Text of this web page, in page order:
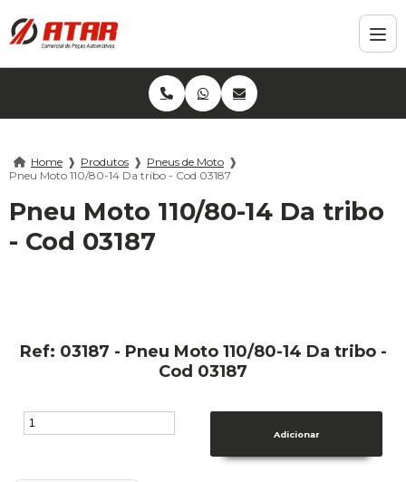
Home ❱ Produtos ❱ Pneus de Moto ❱
Pneu Moto 110/80-14 Da tribo - Cod 03187
Pneu Moto 110/80-14 Da tribo
- Cod 03187
Ref: 03187 - Pneu Moto 110/80-14 Da tribo -
Cod 03187